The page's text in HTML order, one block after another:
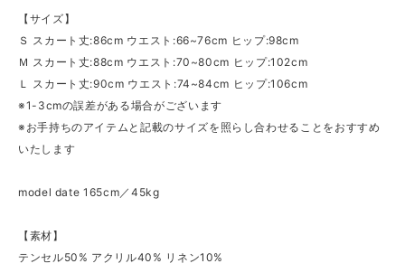
【サイズ】
Ｓ スカート丈:86cm ウエスト:66~76cm ヒップ:98cm
Ｍ スカート丈:88cm ウエスト:70~80cm ヒップ:102cm
Ｌ スカート丈:90cm ウエスト:74~84cm ヒップ:106cm
※1-3cmの誤差がある場合がございます
※お手持ちのアイテムと記載のサイズを照らし合わせることをおすすめ
いたします
model date 165cm／45kg
【素材】
テンセル50% アクリル40% リネン10%